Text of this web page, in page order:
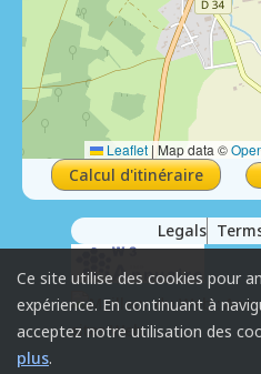
Leaflet | Map data ©
Calcul d'itinéraire
Legals
Ce site utilise des cookies pour
expérience. En continuant à
acceptez notre utilisation des
plus.